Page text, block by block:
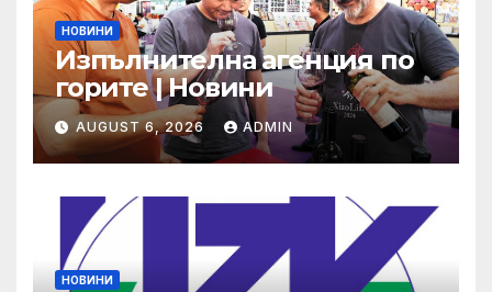
НОВИНИ
Изпълнителна агенция по
горите | Новини
AUGUST 6, 2026 ADMIN
НОВИНИ